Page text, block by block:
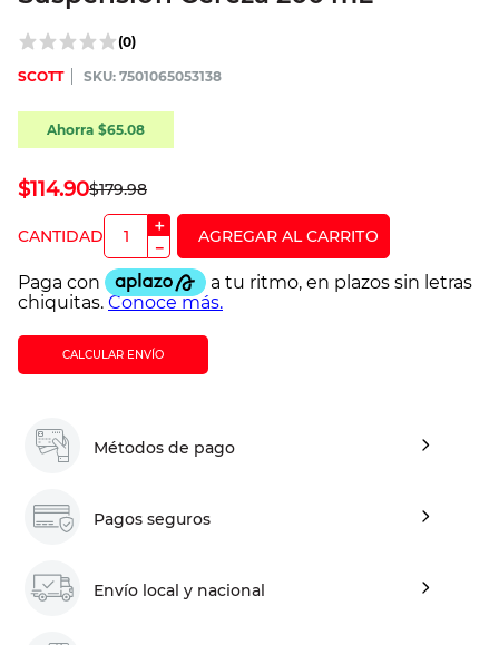
(0)
SCOTT :7501065053138
Ahorra $65.08
$179.98
$114.90
＋
－
CALCULAR ENVÍO
Métodos de pago
Pagos seguros
Envío local y nacional